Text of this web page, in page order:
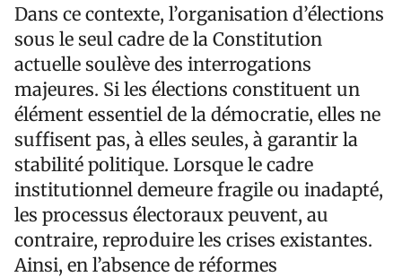
Dans ce contexte, l’organisation d’élections
sous le seul cadre de la Constitution
actuelle soulève des interrogations
majeures. Si les élections constituent un
élément essentiel de la démocratie, elles ne
suffisent pas, à elles seules, à garantir la
stabilité politique. Lorsque le cadre
institutionnel demeure fragile ou inadapté,
les processus électoraux peuvent, au
contraire, reproduire les crises existantes.
Ainsi, en l’absence de réformes